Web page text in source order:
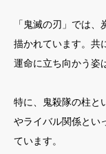
「鬼滅の刃」では
描かれています。共
運命に立ち向かう姿
特に、鬼殺隊の柱と
やライバル関係とい
ています。